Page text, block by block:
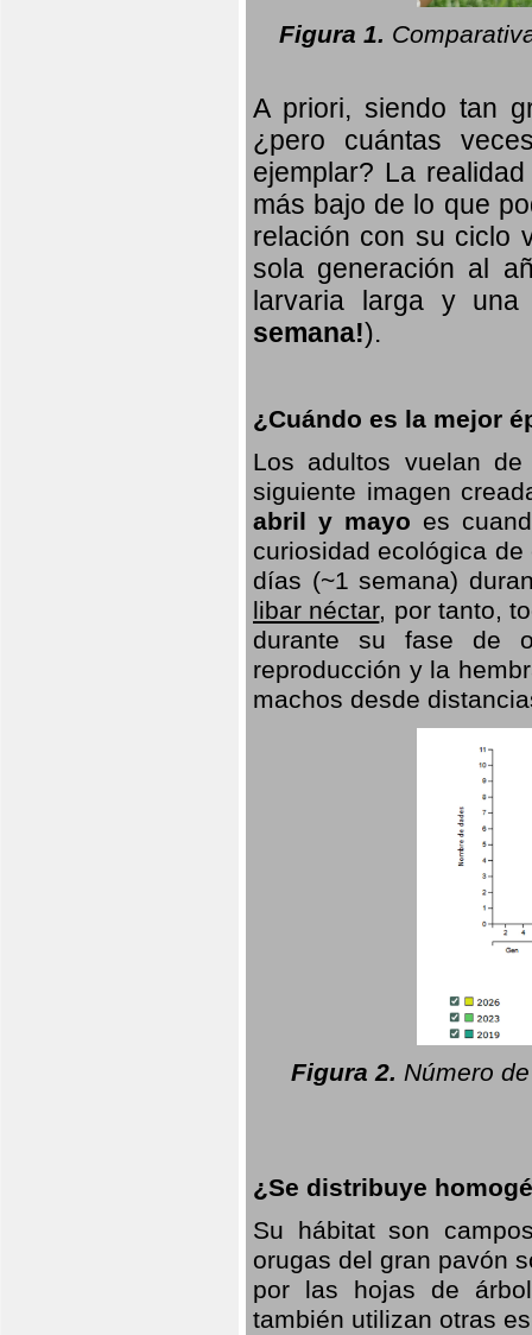
Figura 1.
A priori, siendo tan
¿pero cuántas
ejemplar? La
más bajo de lo que
relación con su ciclo
sola generación al
larvaria largay una
semana!).
¿Cuándo es la mejor
Los adultos vuelan
siguiente imagen
abril y mayo es
curiosidad ecológica
días (~1 semana)
libar néctar, por tanto,
durante su fase de
reproducción y la
machos desde
Figura 2. Número
¿Se distribuye
Su hábitat son
orugas del gran pavón
por las hojas de
también utilizan otras